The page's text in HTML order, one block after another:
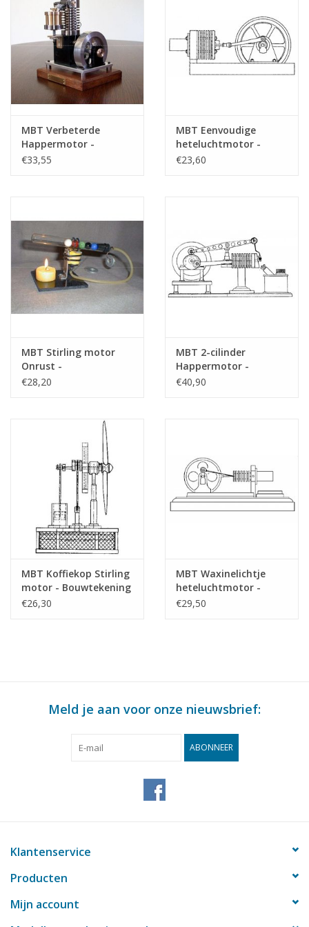
MBT Verbeterde
Happermotor -
Bouwtekening Schaal 1
€33,55
MBT Eenvoudige
heteluchtmotor -
Bouwtekening Schaal 1
€23,60
MBT Stirling motor
Onrust -
Bouwtekening Schaal 1
€28,20
MBT 2-cilinder
Happermotor -
Bouwtekening Schaal 1
€40,90
MBT Koffiekop Stirling
motor - Bouwtekening
Schaal 1 : N/A
€26,30
MBT Waxinelichtje
heteluchtmotor -
Bouwtekening Schaal 1
€29,50
Meld je aan voor onze nieuwsbrief:
ABONNEER
Klantenservice
Producten
Mijn account